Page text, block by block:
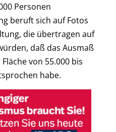
Personen
beruft sich auf Fotos
die übertragen auf
daß das Ausmaß
von 55.000 bis
habe.